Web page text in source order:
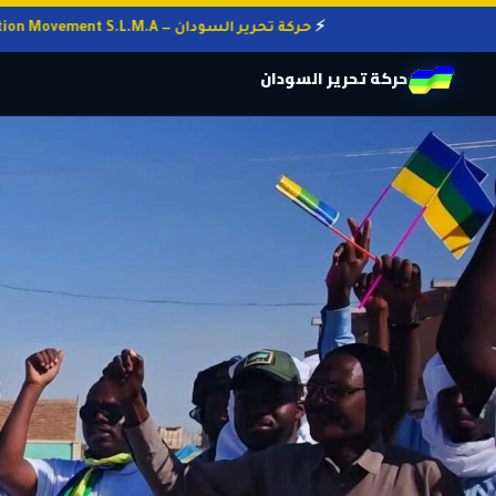
حركة تحرير السودان — Sudan Liberation Movement S.L.M.A
حركة تحرير السودان